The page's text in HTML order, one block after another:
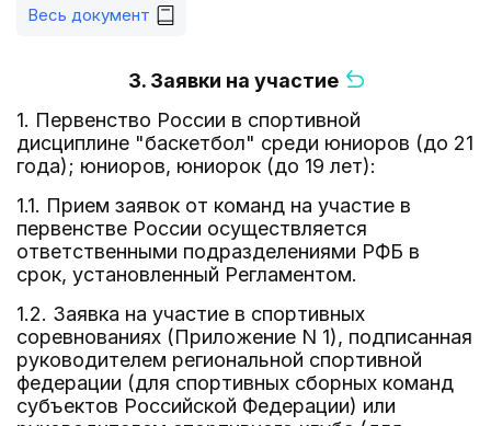
Весь документ
3. Заявки на участие
1. Первенство России в спортивной
дисциплине "баскетбол" среди юниоров (до 21
года); юниоров, юниорок (до 19 лет):
1.1. Прием заявок от команд на участие в
первенстве России осуществляется
ответственными подразделениями РФБ в
срок, установленный Регламентом.
1.2. Заявка на участие в спортивных
соревнованиях (Приложение N 1), подписанная
руководителем региональной спортивной
федерации (для спортивных сборных команд
субъектов Российской Федерации) или